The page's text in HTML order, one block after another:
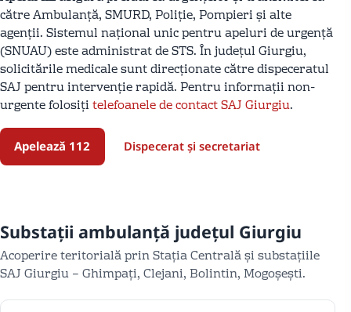
către Ambulanță, SMURD, Poliție, Pompieri și alte
agenții. Sistemul național unic pentru apeluri de urgență
(SNUAU) este administrat de STS. În județul Giurgiu,
solicitările medicale sunt direcționate către dispeceratul
SAJ pentru intervenție rapidă. Pentru informații non-
urgente folosițitelefoanele de contact SAJ Giurgiu.
Apelează 112 Dispecerat și secretariat
Substații ambulanță județul Giurgiu
Acoperire teritorială prin Stația Centrală și substațiile
SAJ Giurgiu – Ghimpați, Clejani, Bolintin, Mogoșești.